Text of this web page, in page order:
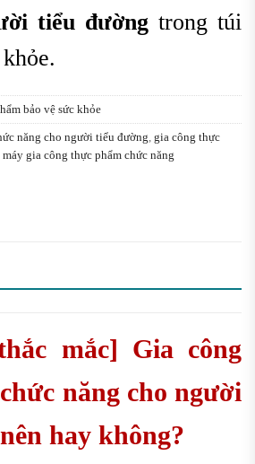
tiểu đường trong túi
bảo vệ sức khỏe
năng cho người tiểu đường gia công thực
máy gia công thực phẩm chức năng
mắc] Gia công
năng cho người
nên hay không?